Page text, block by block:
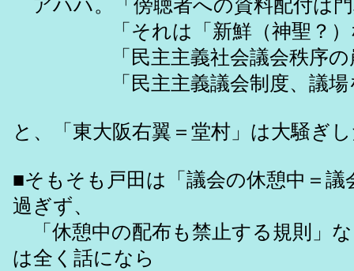
アハハ。「傍聴者への資料配付は
「それは「新鮮（神聖？）な
「民主主義社会議会秩序の
「民主主義議会制度、議場を
と、「東大阪右翼＝堂村」は大騒ぎ
■そもそも戸田は「議会の休憩中＝
過ぎず、
「休憩中の配布も禁止する規則」
は全く話になら